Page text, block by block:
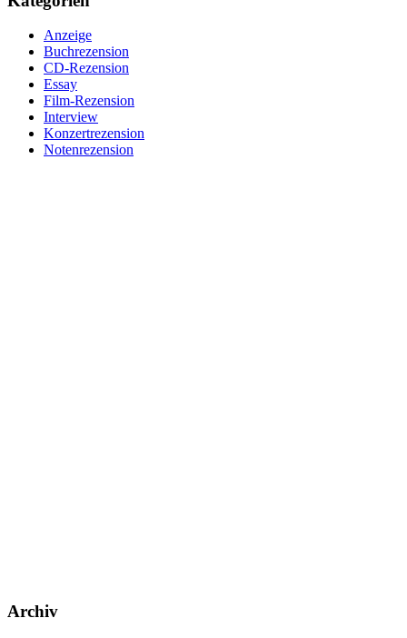
Anzeige
Buchrezension
CD-Rezension
Essay
Film-Rezension
Interview
Konzertrezension
Notenrezension
Archiv